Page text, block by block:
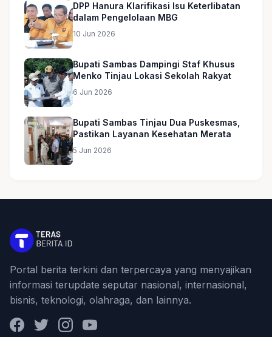
DPP Hanura Klarifikasi Isu Keterlibatan
dalam Pengelolaan MBG
10 Jun 2026
Bupati Sambas Dampingi Staf Khusus
Menko Tinjau Lokasi Sekolah Rakyat
6 Jun 2026
Bupati Sambas Tinjau Dua Puskesmas,
Pastikan Layanan Kesehatan Merata
5 Jun 2026
Portal berita terkini dan terpercaya yang menyajikan
informasi terupdate seputar nasional, internasional,
bisnis, teknologi, olahraga, dan lainnya.
FacebookTwitterInstagramYouTube